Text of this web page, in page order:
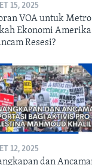
15, 2025
VOA untuk Metro
Ekonomi Amerika
Resesi?
12, 2025
dan